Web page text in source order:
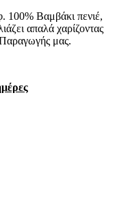
100% Βαμβάκι πενιέ,
απαλά χαρίζοντας
μας.